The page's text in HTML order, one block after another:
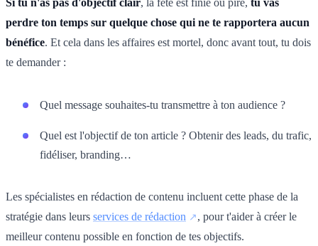
perdre ton temps sur quelque chose qui ne te rapportera aucun
bénéfice. Et cela dans les affaires est mortel, donc avant tout, tu dois
te demander :
Quel message souhaites-tu transmettre à ton audience ?
Quel est l'objectif de ton article ? Obtenir des leads, du trafic,
fidéliser, branding…
Les spécialistes en rédaction de contenu incluent cette phase de la
stratégie dans leurs services de rédaction
, pour t'aider à créer le
meilleur contenu possible en fonction de tes objectifs.